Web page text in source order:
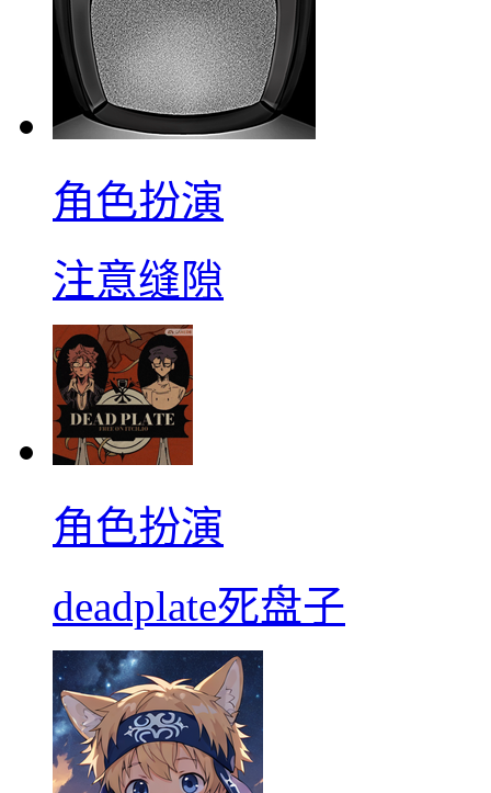
角色扮演
注意缝隙
角色扮演
deadplate死盘子